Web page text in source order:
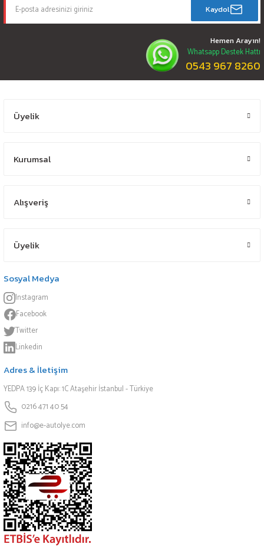
Kaydol
Hemen Arayın!
Whatsapp Destek Hattı
0543 967 8260
Üyelik
Kurumsal
Alışveriş
Üyelik
Sosyal Medya
Instagram
Facebook
Twitter
Linkedin
Adres & İletişim
YEDPA 139 İç Kapı: 1C Ataşehir İstanbul - Türkiye
0216 471 40 54
info@e-autolye.com